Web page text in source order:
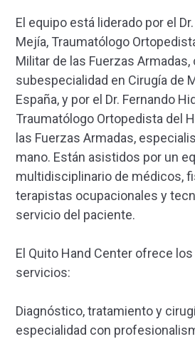
El equipo está liderado por el
Mejía, Traumatólogo
Militar de las Fuerzas Armadas,
subespecialidad en Cirugía de
España, y por el Dr. Fernando
Traumatólogo Ortopedista del
las Fuerzas Armadas,
mano. Están asistidos por un
multidisciplinario de médicos,
terapistas ocupacionales y
servicio del paciente.
El Quito Hand Center ofrece
servicios:
Diagnóstico, tratamiento y
especialidad con